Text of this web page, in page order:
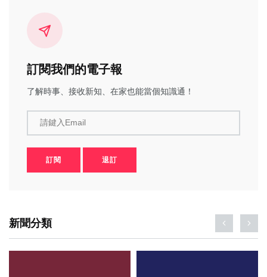
訂閱我們的電子報
了解時事、接收新知、在家也能當個知識通！
請鍵入Email
訂閱 退訂
新聞分類